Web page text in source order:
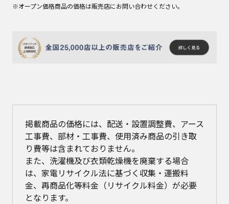
※オープン価格商品の価格は販売店にお問い合わせください。
掲載商品の価格には、配送・設置調整費、アース
工事費、部材・工事費、使用済み商品の引き取
り費等は含まれておりません。
また、洗濯機及び衣類乾燥機を廃棄する場合
は、家電リサイクル法に基づく収集・運搬料
金、再商品化等料金（リサイクル料金）が必要
となります。